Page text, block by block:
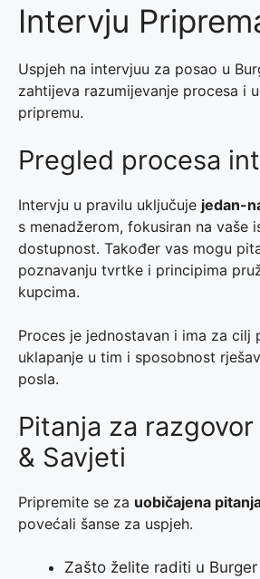
Intervju
Uspjeh na intervjuu za posao u
zahtijeva razumijevanje procesa i
pripremu.
Pregled procesa
Intervju u pravilu uključuje jedan-
s menadžerom, fokusiran na vaše
dostupnost. Također vas mogu
poznavanju tvrtke i principima
kupcima.
Proces je jednostavan i ima za cilj
uklapanje u tim i sposobnost
posla.
Pitanja za
& Savjeti
Pripremite se za uobičajena
povećali šanse za uspjeh.
Zašto želite raditi u